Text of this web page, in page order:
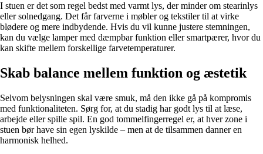
I stuen er det som regel bedst med varmt lys, der minder om stearinlys
eller solnedgang. Det får farverne i møbler og tekstiler til at virke
blødere og mere indbydende. Hvis du vil kunne justere stemningen,
kan du vælge lamper med dæmpbar funktion eller smartpærer, hvor du
kan skifte mellem forskellige farvetemperaturer.
Skab balance mellem funktion og æstetik
Selvom belysningen skal være smuk, må den ikke gå på kompromis
med funktionaliteten. Sørg for, at du stadig har godt lys til at læse,
arbejde eller spille spil. En god tommelfingerregel er, at hver zone i
stuen bør have sin egen lyskilde – men at de tilsammen danner en
harmonisk helhed.